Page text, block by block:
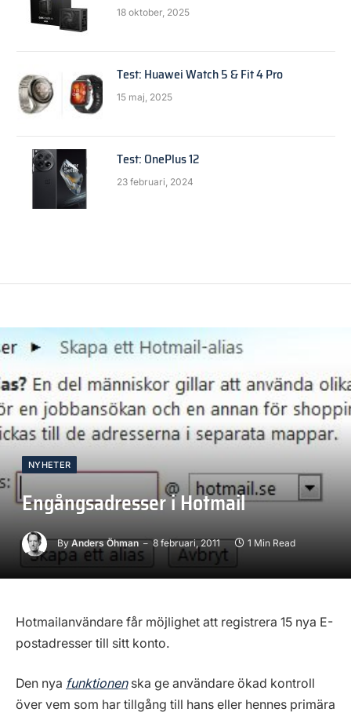
18 oktober, 2025
Test: Huawei Watch 5 & Fit 4 Pro
15 maj, 2025
Test: OnePlus 12
23 februari, 2024
NYHETER
Engångsadresser i Hotmail
By Anders Öhman 8 februari, 2011 1 Min Read
Hotmailanvändare får möjlighet att registrera 15 nya E-
postadresser till sitt konto.
Den nya funktionenska ge användare ökad kontroll
över vem som har tillgång till hans eller hennes primära